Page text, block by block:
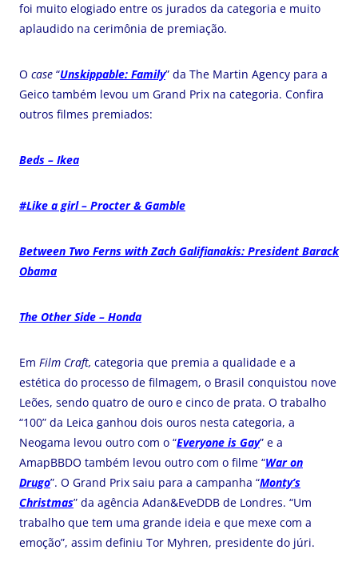
foi muito elogiado entre os jurados da categoria e muito
aplaudido na cerimônia de premiação.
O case “Unskippable: Family” da The Martin Agency para a
Geico também levou um Grand Prix na categoria. Confira
outros filmes premiados:
Beds – Ikea
#Like a girl – Procter & Gamble
Between Two Ferns with Zach Galifianakis: President Barack
Obama
The Other Side – Honda
Em Film Craft, categoria que premia a qualidade e a
estética do processo de filmagem, o Brasil conquistou nove
Leões, sendo quatro de ouro e cinco de prata. O trabalho
“100” da Leica ganhou dois ouros nesta categoria, a
Neogama levou outro com o “Everyone is Gay” e a
AmapBBDO também levou outro com o filme “War on
Drugo”. O Grand Prix saiu para a campanha “Monty’s
Christmas” da agência Adan&EveDDB de Londres. “Um
trabalho que tem uma grande ideia e que mexe com a
emoção”, assim definiu Tor Myhren, presidente do júri.